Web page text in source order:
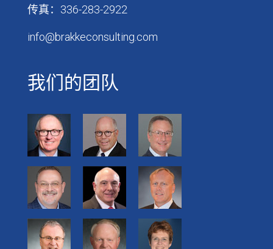
传真：336-283-2922
info@brakkeconsulting.com
我们的团队